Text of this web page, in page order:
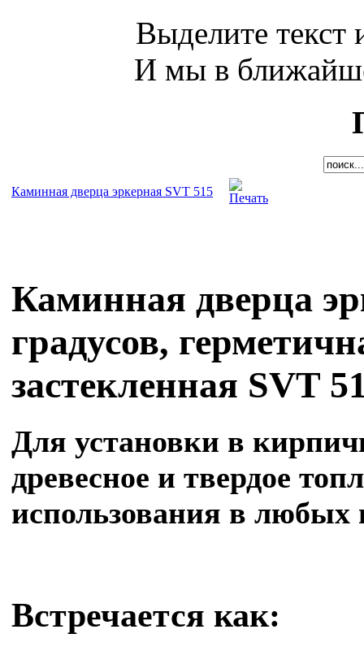
Выделите
И мы в
Каминная дверца эркерная SVT 515
Каминная дверца
градусов,
застекленная SVT
Для установки в
древесное и твердое
использования в любых
Встречается как: